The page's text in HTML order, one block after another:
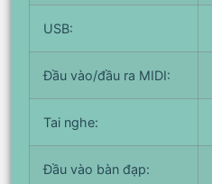
USB:
Đầu vào/đầu ra MIDI:
Tai nghe:
Đầu vào bàn đạp: